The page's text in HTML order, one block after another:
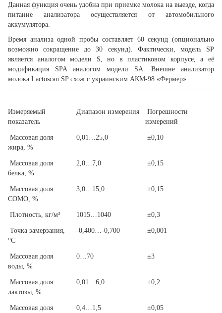
Данная функция очень удобна при приемке молока на выезде, когда
питание анализатора осуществляется от автомобильного
аккумулятора.
Время анализа одной пробы составляет 60 секунд (опционально
возможно сокращение до 30 секунд). Фактически, модель SP
является аналогом модели S, но в пластиковом корпусе, а её
модификация SPA аналогом модели SA. Внешне анализатор
молока Lactoscan SP схож с украинским АКМ-98 «Фермер».
Измеряемый
показатель
Диапазон измерения
Погрешности
измерений
Массовая доля
жира, %
0,01…25,0 ±0,10
Массовая доля
белка, %
2,0…7,0 ±0,15
Массовая доля
СОМО, %
3,0…15,0 ±0,15
Плотность, кг/м³ 1015…1040 ±0,3
Точка замерзания,
оС
-0,400…-0,700 ±0,001
Массовая доля
воды, %
0…70 ±3
Массовая доля
лактозы, %
0,01…6,0 ±0,2
Массовая доля
0,4…1,5 ±0,05